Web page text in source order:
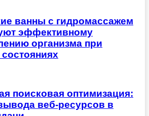
ванны с гидромассажем
эффективному
организма при
поисковая оптимизация:
веб-ресурсов в